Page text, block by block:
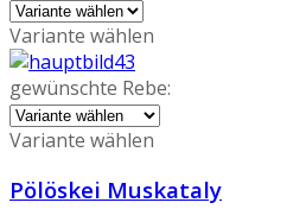
Variante wählen
gewünschte Rebe:
Variante wählen
Pölöskei Muskataly